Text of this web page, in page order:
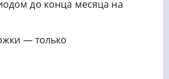
до конца месяца на
— только